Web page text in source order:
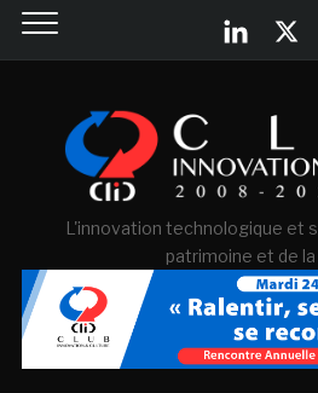
L'innovation technologique et
patrimoine et de